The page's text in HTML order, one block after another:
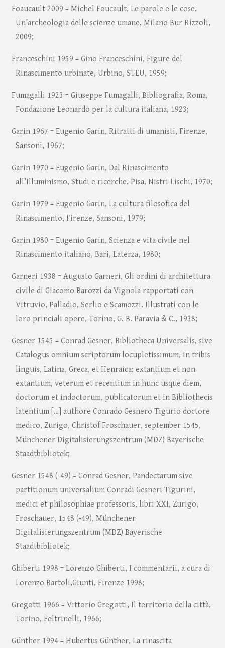
Foaucault 2009 = Michel Foucault, Le parole e le cose.
Un’archeologia delle scienze umane, Milano Bur Rizzoli,
2009;
Franceschini 1959 = Gino Franceschini, Figure del
Rinascimento urbinate, Urbino, STEU, 1959;
Fumagalli 1923 = Giuseppe Fumagalli, Bibliografia, Roma,
Fondazione Leonardo per la cultura italiana, 1923;
Garin 1967 = Eugenio Garin, Ritratti di umanisti, Firenze,
Sansoni, 1967;
Garin 1970 = Eugenio Garin, Dal Rinascimento
all’Illuminismo, Studi e ricerche. Pisa, Nistri Lischi, 1970;
Garin 1979 = Eugenio Garin, La cultura filosofica del
Rinascimento, Firenze, Sansoni, 1979;
Garin 1980 = Eugenio Garin, Scienza e vita civile nel
Rinascimento italiano, Bari, Laterza, 1980;
Garneri 1938 = Augusto Garneri, Gli ordini di architettura
civile di Giacomo Barozzi da Vignola rapportati con
Vitruvio, Palladio, Serlio e Scamozzi. Illustrati con le
loro princiali opere, Torino, G. B. Paravia & C., 1938;
Gesner 1545 = Conrad Gesner, Bibliotheca Universalis, sive
Catalogus omnium scriptorum locupletissimum, in tribis
linguis, Latina, Greca, et Henraica: extantium et non
extantium, veterum et recentium in hunc usque diem,
doctorum et indoctorum, publicatorum et in Bibliothecis
latentium […] authore Conrado Gesnero Tigurio doctore
medico, Zurigo, Christof Froschauer, september 1545,
Münchener Digitalisierungszentrum (MDZ) Bayerische
Staadtbibliotek;
Gesner 1548 (-49) = Conrad Gesner, Pandectarum sive
partitionum universalium Conradi Gesneri Tigurini,
medici et philosophiae professoris, libri XXI, Zurigo,
Froschauer, 1548 (-49), Münchener
Digitalisierungszentrum (MDZ) Bayerische
Staadtbibliotek;
Ghiberti 1998 = Lorenzo Ghiberti, I commentarii, a cura di
Lorenzo Bartoli,Giunti, Firenze 1998;
Gregotti 1966 = Vittorio Gregotti, Il territorio della città,
Torino, Feltrinelli, 1966;
Günther 1994 = Hubertus Günther, La rinascita